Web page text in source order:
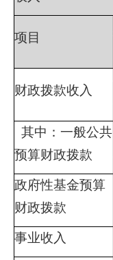
项目
财政拨款收入
其中：一般公共
预算财政拨款
政府性基金预算
财政拨款
事业收入